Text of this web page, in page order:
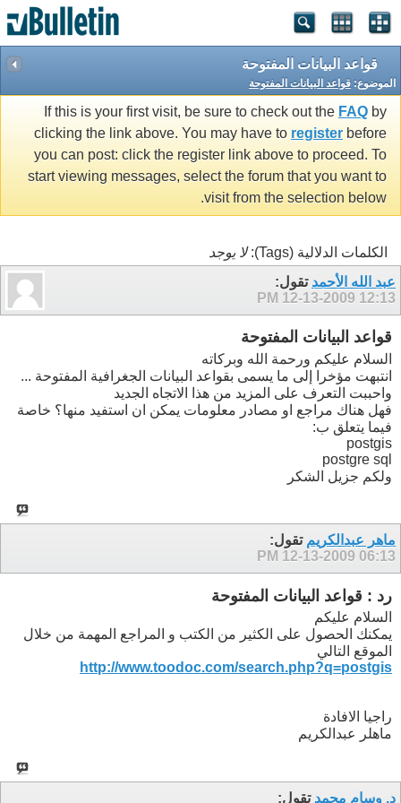
قواعد البيانات المفتوحة
الموضوع: قواعد البيانات المفتوحة
If this is your first visit, be sure to check out the FAQ by
clicking the link above. You may have to register before
you can post: click the register link above to proceed. To
start viewing messages, select the forum that you want to
visit from the selection below.
الكلمات الدلالية (Tags):
لا يوجد
عبد الله الأحمد تقول:
12-13-2009 12:13 PM
قواعد البيانات المفتوحة
السلام عليكم ورحمة الله وبركاته
انتبهت مؤخرا إلى ما يسمى بقواعد البيانات الجغرافية المفتوحة ...
واحببت التعرف على المزيد من هذا الاتجاه الجديد
فهل هناك مراجع او مصادر معلومات يمكن ان استفيد منها؟ خاصة
فيما يتعلق ب:
postgis
postgre sql
ولكم جزيل الشكر
ماهر عبدالكريم تقول:
12-13-2009 06:13 PM
رد : قواعد البيانات المفتوحة
السلام عليكم
يمكنك الحصول على الكثير من الكتب و المراجع المهمة من خلال
الموقع التالي
http://www.toodoc.com/search.php?q=postgis
راجيا الافادة
ماهلر عبدالكريم
د. وسام محمد تقول: